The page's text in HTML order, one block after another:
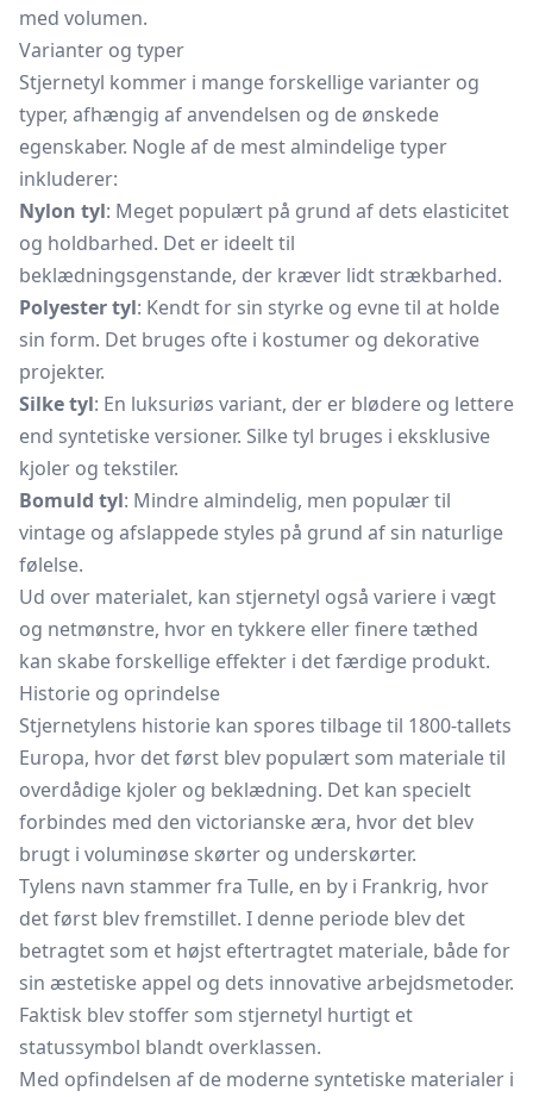
med volumen.
Varianter og typer
Stjernetyl kommer i mange forskellige varianter og
typer, afhængig af anvendelsen og de ønskede
egenskaber. Nogle af de mest almindelige typer
inkluderer:
Nylon tyl: Meget populært på grund af dets elasticitet
og holdbarhed. Det er ideelt til
beklædningsgenstande, der kræver lidt strækbarhed.
Polyester tyl: Kendt for sin styrke og evne til at holde
sin form. Det bruges ofte i kostumer og dekorative
projekter.
Silke tyl: En luksuriøs variant, der er blødere og lettere
end syntetiske versioner. Silke tyl bruges i eksklusive
kjoler og tekstiler.
Bomuld tyl: Mindre almindelig, men populær til
vintage og afslappede styles på grund af sin naturlige
følelse.
Ud over materialet, kan stjernetyl også variere i vægt
og netmønstre, hvor en tykkere eller finere tæthed
kan skabe forskellige effekter i det færdige produkt.
Historie og oprindelse
Stjernetylens historie kan spores tilbage til 1800-tallets
Europa, hvor det først blev populært som materiale til
overdådige kjoler og beklædning. Det kan specielt
forbindes med den victorianske æra, hvor det blev
brugt i voluminøse skørter og underskørter.
Tylens navn stammer fra Tulle, en by i Frankrig, hvor
det først blev fremstillet. I denne periode blev det
betragtet som et højst eftertragtet materiale, både for
sin æstetiske appel og dets innovative arbejdsmetoder.
Faktisk blev stoffer som stjernetyl hurtigt et
statussymbol blandt overklassen.
Med opfindelsen af de moderne syntetiske materialer i